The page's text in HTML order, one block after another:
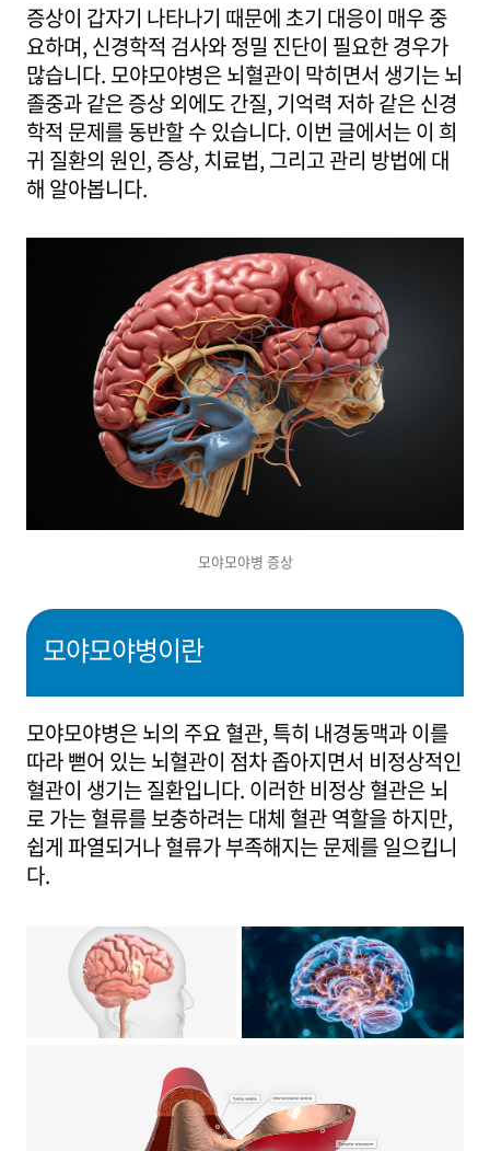
증상이 갑자기 나타나기 때문에 초기 대응이 매우 중
요하며, 신경학적 검사와 정밀 진단이 필요한 경우가
많습니다. 모야모야병은 뇌혈관이 막히면서 생기는 뇌
졸중과 같은 증상 외에도 간질, 기억력 저하 같은 신경
학적 문제를 동반할 수 있습니다. 이번 글에서는 이 희
귀 질환의 원인, 증상, 치료법, 그리고 관리 방법에 대
해 알아봅니다.
모야모야병 증상
모야모야병이란
모야모야병은 뇌의 주요 혈관, 특히 내경동맥과 이를
따라 뻗어 있는 뇌혈관이 점차 좁아지면서 비정상적인
혈관이 생기는 질환입니다. 이러한 비정상 혈관은 뇌
로 가는 혈류를 보충하려는 대체 혈관 역할을 하지만,
쉽게 파열되거나 혈류가 부족해지는 문제를 일으킵니
다.